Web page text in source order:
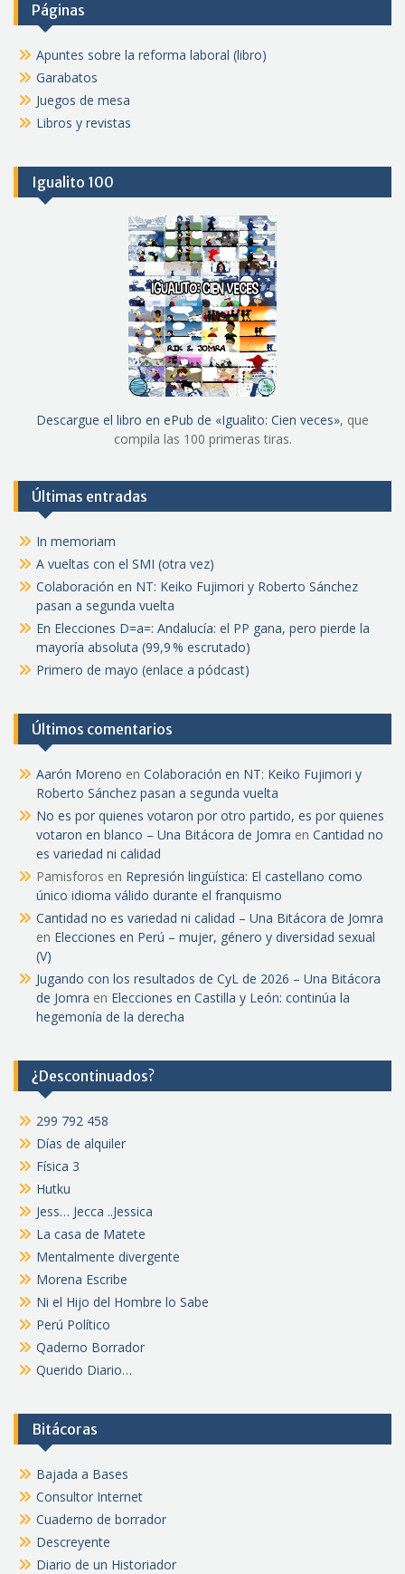
Páginas
Apuntes sobre la reforma laboral (libro)
Garabatos
Juegos de mesa
Libros y revistas
Igualito 100
Descargue el libro en ePub de «Igualito: Cien veces», que
compila las 100 primeras tiras.
Últimas entradas
In memoriam
A vueltas con el SMI (otra vez)
Colaboración en NT: Keiko Fujimori y Roberto Sánchez
pasan a segunda vuelta
En Elecciones D=a=: Andalucía: el PP gana, pero pierde la
mayoría absoluta (99,9 % escrutado)
Primero de mayo (enlace a pódcast)
Últimos comentarios
Aarón Moreno en Colaboración en NT: Keiko Fujimori y
Roberto Sánchez pasan a segunda vuelta
No es por quienes votaron por otro partido, es por quienes
votaron en blanco – Una Bitácora de Jomra en Cantidad no
es variedad ni calidad
Pamisforos en Represión lingüística: El castellano como
único idioma válido durante el franquismo
Cantidad no es variedad ni calidad – Una Bitácora de Jomra
en Elecciones en Perú – mujer, género y diversidad sexual
(V)
Jugando con los resultados de CyL de 2026 – Una Bitácora
de Jomra en Elecciones en Castilla y León: continúa la
hegemonía de la derecha
¿Descontinuados?
299 792 458
Días de alquiler
Física 3
Hutku
Jess… Jecca ..Jessica
La casa de Matete
Mentalmente divergente
Morena Escribe
Ni el Hijo del Hombre lo Sabe
Perú Político
Qaderno Borrador
Querido Diario…
Bitácoras
Bajada a Bases
Consultor Internet
Cuaderno de borrador
Descreyente
Diario de un Historiador